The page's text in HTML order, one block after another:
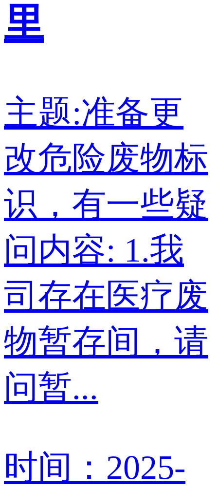
里
主题:准备更
改危险废物标
识，有一些疑
问内容: 1.我
司存在医疗废
物暂存间，请
问暂...
时间：2025-